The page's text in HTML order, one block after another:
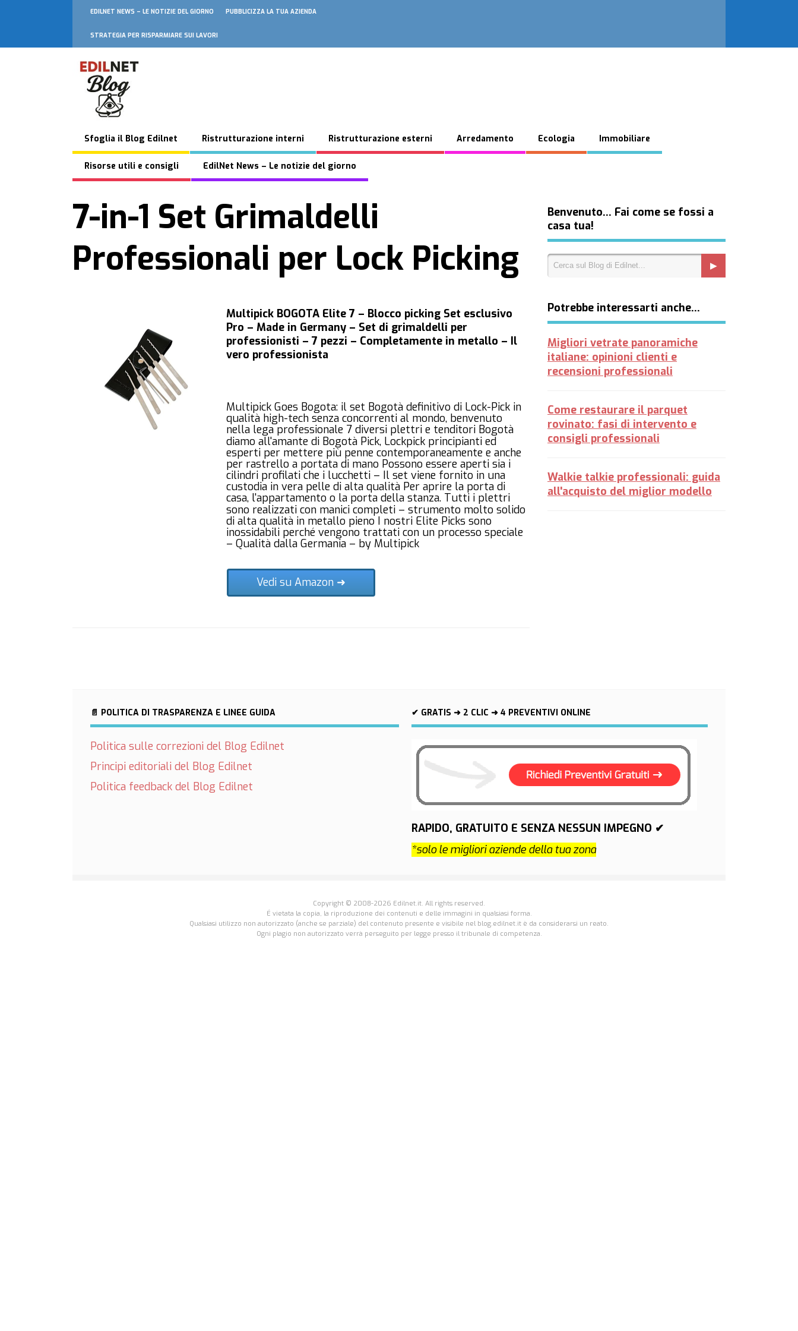
EDILNET NEWS – LE NOTIZIE DEL GIORNO PUBBLICIZZA LA TUA AZIENDA
STRATEGIA PER RISPARMIARE SUI LAVORI
Sfoglia il Blog Edilnet Ristrutturazione interni Ristrutturazione esterni Arredamento Ecologia Immobiliare
Risorse utili e consigli EdilNet News – Le notizie del giorno
7-in-1 Set Grimaldelli
Professionali per Lock Picking
Multipick BOGOTA Elite 7 – Blocco picking Set esclusivo
Pro – Made in Germany – Set di grimaldelli per
professionisti – 7 pezzi – Completamente in metallo – Il
vero professionista
Multipick Goes Bogota: il set Bogotà definitivo di Lock-Pick in
qualità high-tech senza concorrenti al mondo, benvenuto
nella lega professionale 7 diversi plettri e tenditori Bogotà
diamo all'amante di Bogotà Pick, Lockpick principianti ed
esperti per mettere più penne contemporaneamente e anche
per rastrello a portata di mano Possono essere aperti sia i
cilindri profilati che i lucchetti – Il set viene fornito in una
custodia in vera pelle di alta qualità Per aprire la porta di
casa, l'appartamento o la porta della stanza. Tutti i plettri
sono realizzati con manici completi – strumento molto solido
di alta qualità in metallo pieno I nostri Elite Picks sono
inossidabili perché vengono trattati con un processo speciale
– Qualità dalla Germania – by Multipick
Vedi su Amazon ➜
Benvenuto… Fai come se fossi a
casa tua!
Potrebbe interessarti anche…
Migliori vetrate panoramiche
italiane: opinioni clienti e
recensioni professionali
Come restaurare il parquet
rovinato: fasi di intervento e
consigli professionali
Walkie talkie professionali: guida
all'acquisto del miglior modello
📄 POLITICA DI TRASPARENZA E LINEE GUIDA
Politica sulle correzioni del Blog Edilnet
Principi editoriali del Blog Edilnet
Politica feedback del Blog Edilnet
✔ GRATIS ➜ 2 CLIC ➜ 4 PREVENTIVI ONLINE
RAPIDO, GRATUITO E SENZA NESSUN IMPEGNO ✔
*solo le migliori aziende della tua zona
Copyright © 2008-2026 Edilnet.it. All rights reserved.
É vietata la copia, la riproduzione dei contenuti e delle immagini in qualsiasi forma.
Qualsiasi utilizzo non autorizzato (anche se parziale) del contenuto presente e visibile nel blog.edilnet.it è da considerarsi un reato.
Ogni plagio non autorizzato verrà perseguito per legge presso il tribunale di competenza.